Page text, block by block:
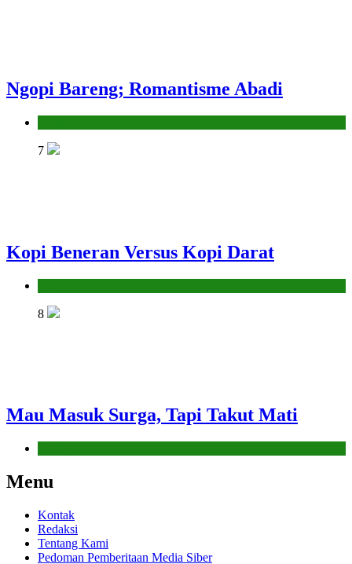
Ngopi Bareng; Romantisme Abadi
7
Kopi Beneran Versus Kopi Darat
8
Mau Masuk Surga, Tapi Takut Mati
Menu
Kontak
Redaksi
Tentang Kami
Pedoman Pemberitaan Media Siber